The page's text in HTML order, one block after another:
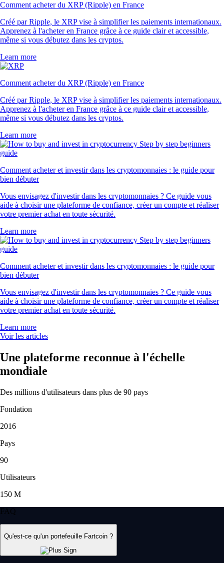
Comment acheter du XRP (Ripple) en France
Créé par Ripple, le XRP vise à simplifier les paiements internationaux.
Apprenez à l'acheter en France grâce à ce guide clair et accessible,
même si vous débutez dans les cryptos.
Learn more
Comment acheter du XRP (Ripple) en France
Créé par Ripple, le XRP vise à simplifier les paiements internationaux.
Apprenez à l'acheter en France grâce à ce guide clair et accessible,
même si vous débutez dans les cryptos.
Learn more
Comment acheter et investir dans les cryptomonnaies : le guide pour
bien débuter
Vous envisagez d'investir dans les cryptomonnaies ? Ce guide vous
aide à choisir une plateforme de confiance, créer un compte et réaliser
votre premier achat en toute sécurité.
Learn more
Comment acheter et investir dans les cryptomonnaies : le guide pour
bien débuter
Vous envisagez d'investir dans les cryptomonnaies ? Ce guide vous
aide à choisir une plateforme de confiance, créer un compte et réaliser
votre premier achat en toute sécurité.
Learn more
Voir les articles
Une plateforme reconnue à l'échelle
mondiale
Des millions d'utilisateurs dans plus de 90 pays
Fondation
2016
Pays
90
Utilisateurs
150 M
FAQ
Qu'est-ce qu'un portefeuille Fartcoin ?